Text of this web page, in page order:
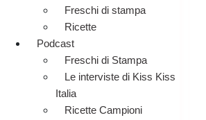
Freschi di stampa
Ricette
Podcast
Freschi di Stampa
Le interviste di Kiss Kiss
Italia
Ricette Campioni